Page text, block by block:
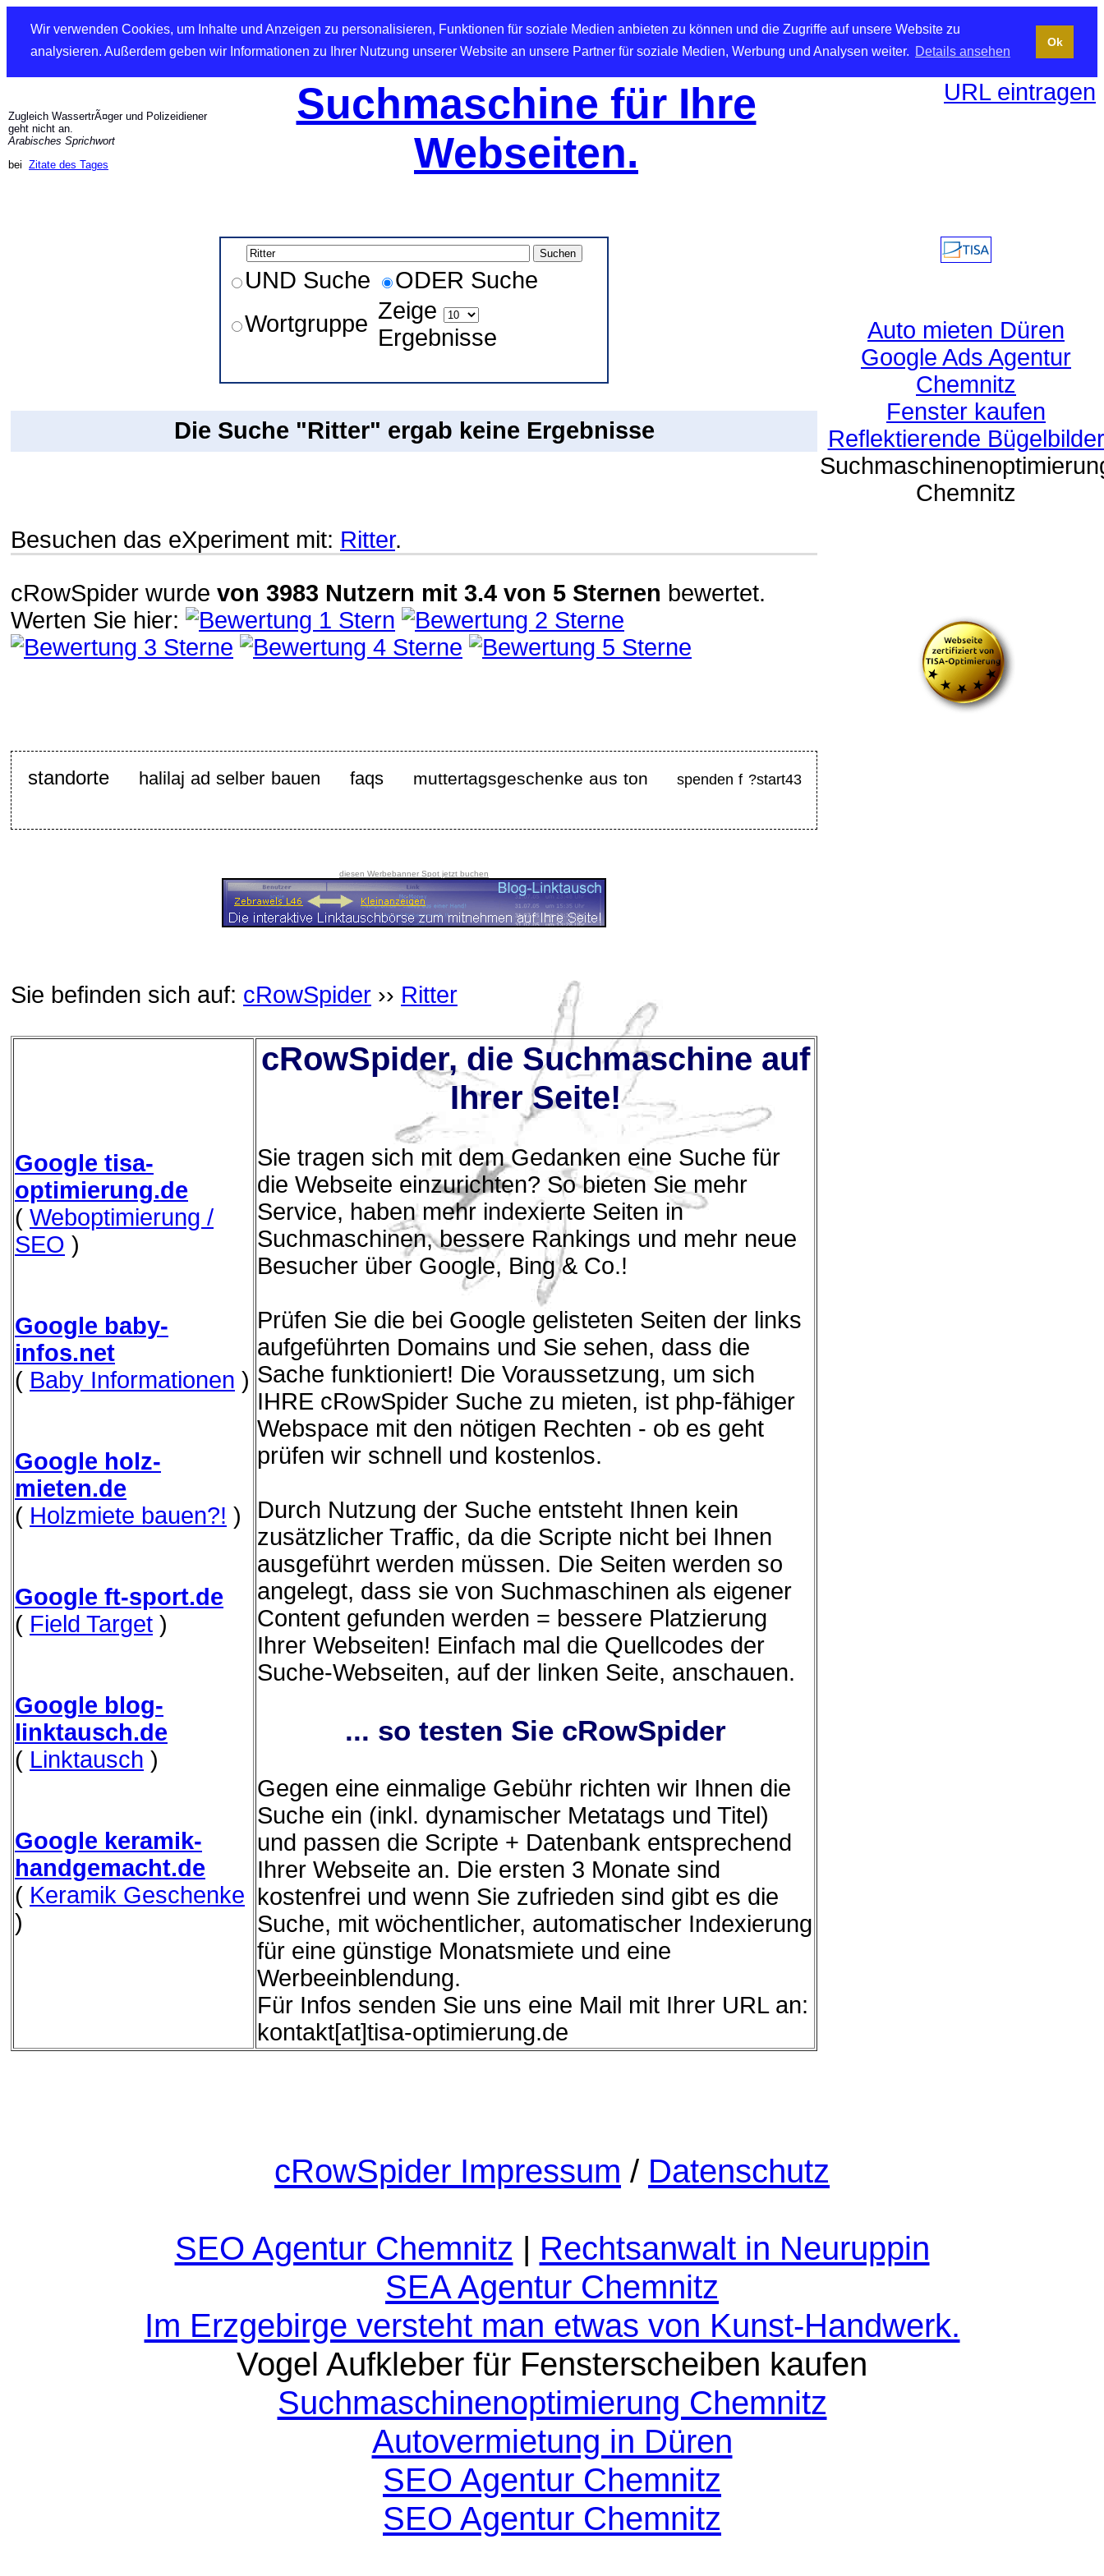
Wir verwenden Cookies, um Inhalte und Anzeigen zu personalisieren, Funktionen für soziale Medien anbieten zu können und die Zugriffe auf unsere Website zu
analysieren. Außerdem geben wir Informationen zu Ihrer Nutzung unserer Website an unsere Partner für soziale Medien, Werbung und Analysen weiter. Details ansehen
Ok
Zugleich WassertrÃ¤ger und Polizeidiener
geht nicht an.
Arabisches Sprichwort
bei Zitate des Tages
Suchmaschine für Ihre
Webseiten.
URL eintragen
UND Suche
ODER Suche
Wortgruppe Zeige
Ergebnisse
Die Suche "Ritter" ergab keine Ergebnisse
Besuchen das eXperiment mit: Ritter.
cRowSpider wurde von 3983 Nutzern mit 3.4 von 5 Sternen bewertet.
Werten Sie hier:
standorte halilaj ad selber bauen faqs muttertagsgeschenke aus ton spenden f ?start43
diesen Werbebanner Spot jetzt buchen
Sie befinden sich auf: cRowSpider ›› Ritter
Google tisa-
optimierung.de
( Weboptimierung /
SEO )
Google baby-
infos.net
( Baby Informationen )
Google holz-
mieten.de
( Holzmiete bauen?! )
Google ft-sport.de
( Field Target )
Google blog-
linktausch.de
( Linktausch )
Google keramik-
handgemacht.de
( Keramik Geschenke
)
cRowSpider, die Suchmaschine auf
Ihrer Seite!
Sie tragen sich mit dem Gedanken eine Suche für
die Webseite einzurichten? So bieten Sie mehr
Service, haben mehr indexierte Seiten in
Suchmaschinen, bessere Rankings und mehr neue
Besucher über Google, Bing & Co.!
Prüfen Sie die bei Google gelisteten Seiten der links
aufgeführten Domains und Sie sehen, dass die
Sache funktioniert! Die Voraussetzung, um sich
IHRE cRowSpider Suche zu mieten, ist php-fähiger
Webspace mit den nötigen Rechten - ob es geht
prüfen wir schnell und kostenlos.
Durch Nutzung der Suche entsteht Ihnen kein
zusätzlicher Traffic, da die Scripte nicht bei Ihnen
ausgeführt werden müssen. Die Seiten werden so
angelegt, dass sie von Suchmaschinen als eigener
Content gefunden werden = bessere Platzierung
Ihrer Webseiten! Einfach mal die Quellcodes der
Suche-Webseiten, auf der linken Seite, anschauen.
... so testen Sie cRowSpider
Gegen eine einmalige Gebühr richten wir Ihnen die
Suche ein (inkl. dynamischer Metatags und Titel)
und passen die Scripte + Datenbank entsprechend
Ihrer Webseite an. Die ersten 3 Monate sind
kostenfrei und wenn Sie zufrieden sind gibt es die
Suche, mit wöchentlicher, automatischer Indexierung
für eine günstige Monatsmiete und eine
Werbeeinblendung.
Für Infos senden Sie uns eine Mail mit Ihrer URL an:
kontakt[at]tisa-optimierung.de
Auto mieten Düren
Google Ads Agentur
Chemnitz
Fenster kaufen
Reflektierende Bügelbilder
Chemnitz
cRowSpider Impressum / Datenschutz
SEO Agentur Chemnitz | Rechtsanwalt in Neuruppin
SEA Agentur Chemnitz
Im Erzgebirge versteht man etwas von Kunst-Handwerk.
Vogel Aufkleber für Fensterscheiben kaufen
Suchmaschinenoptimierung Chemnitz
Autovermietung in Düren
SEO Agentur Chemnitz
SEO Agentur Chemnitz